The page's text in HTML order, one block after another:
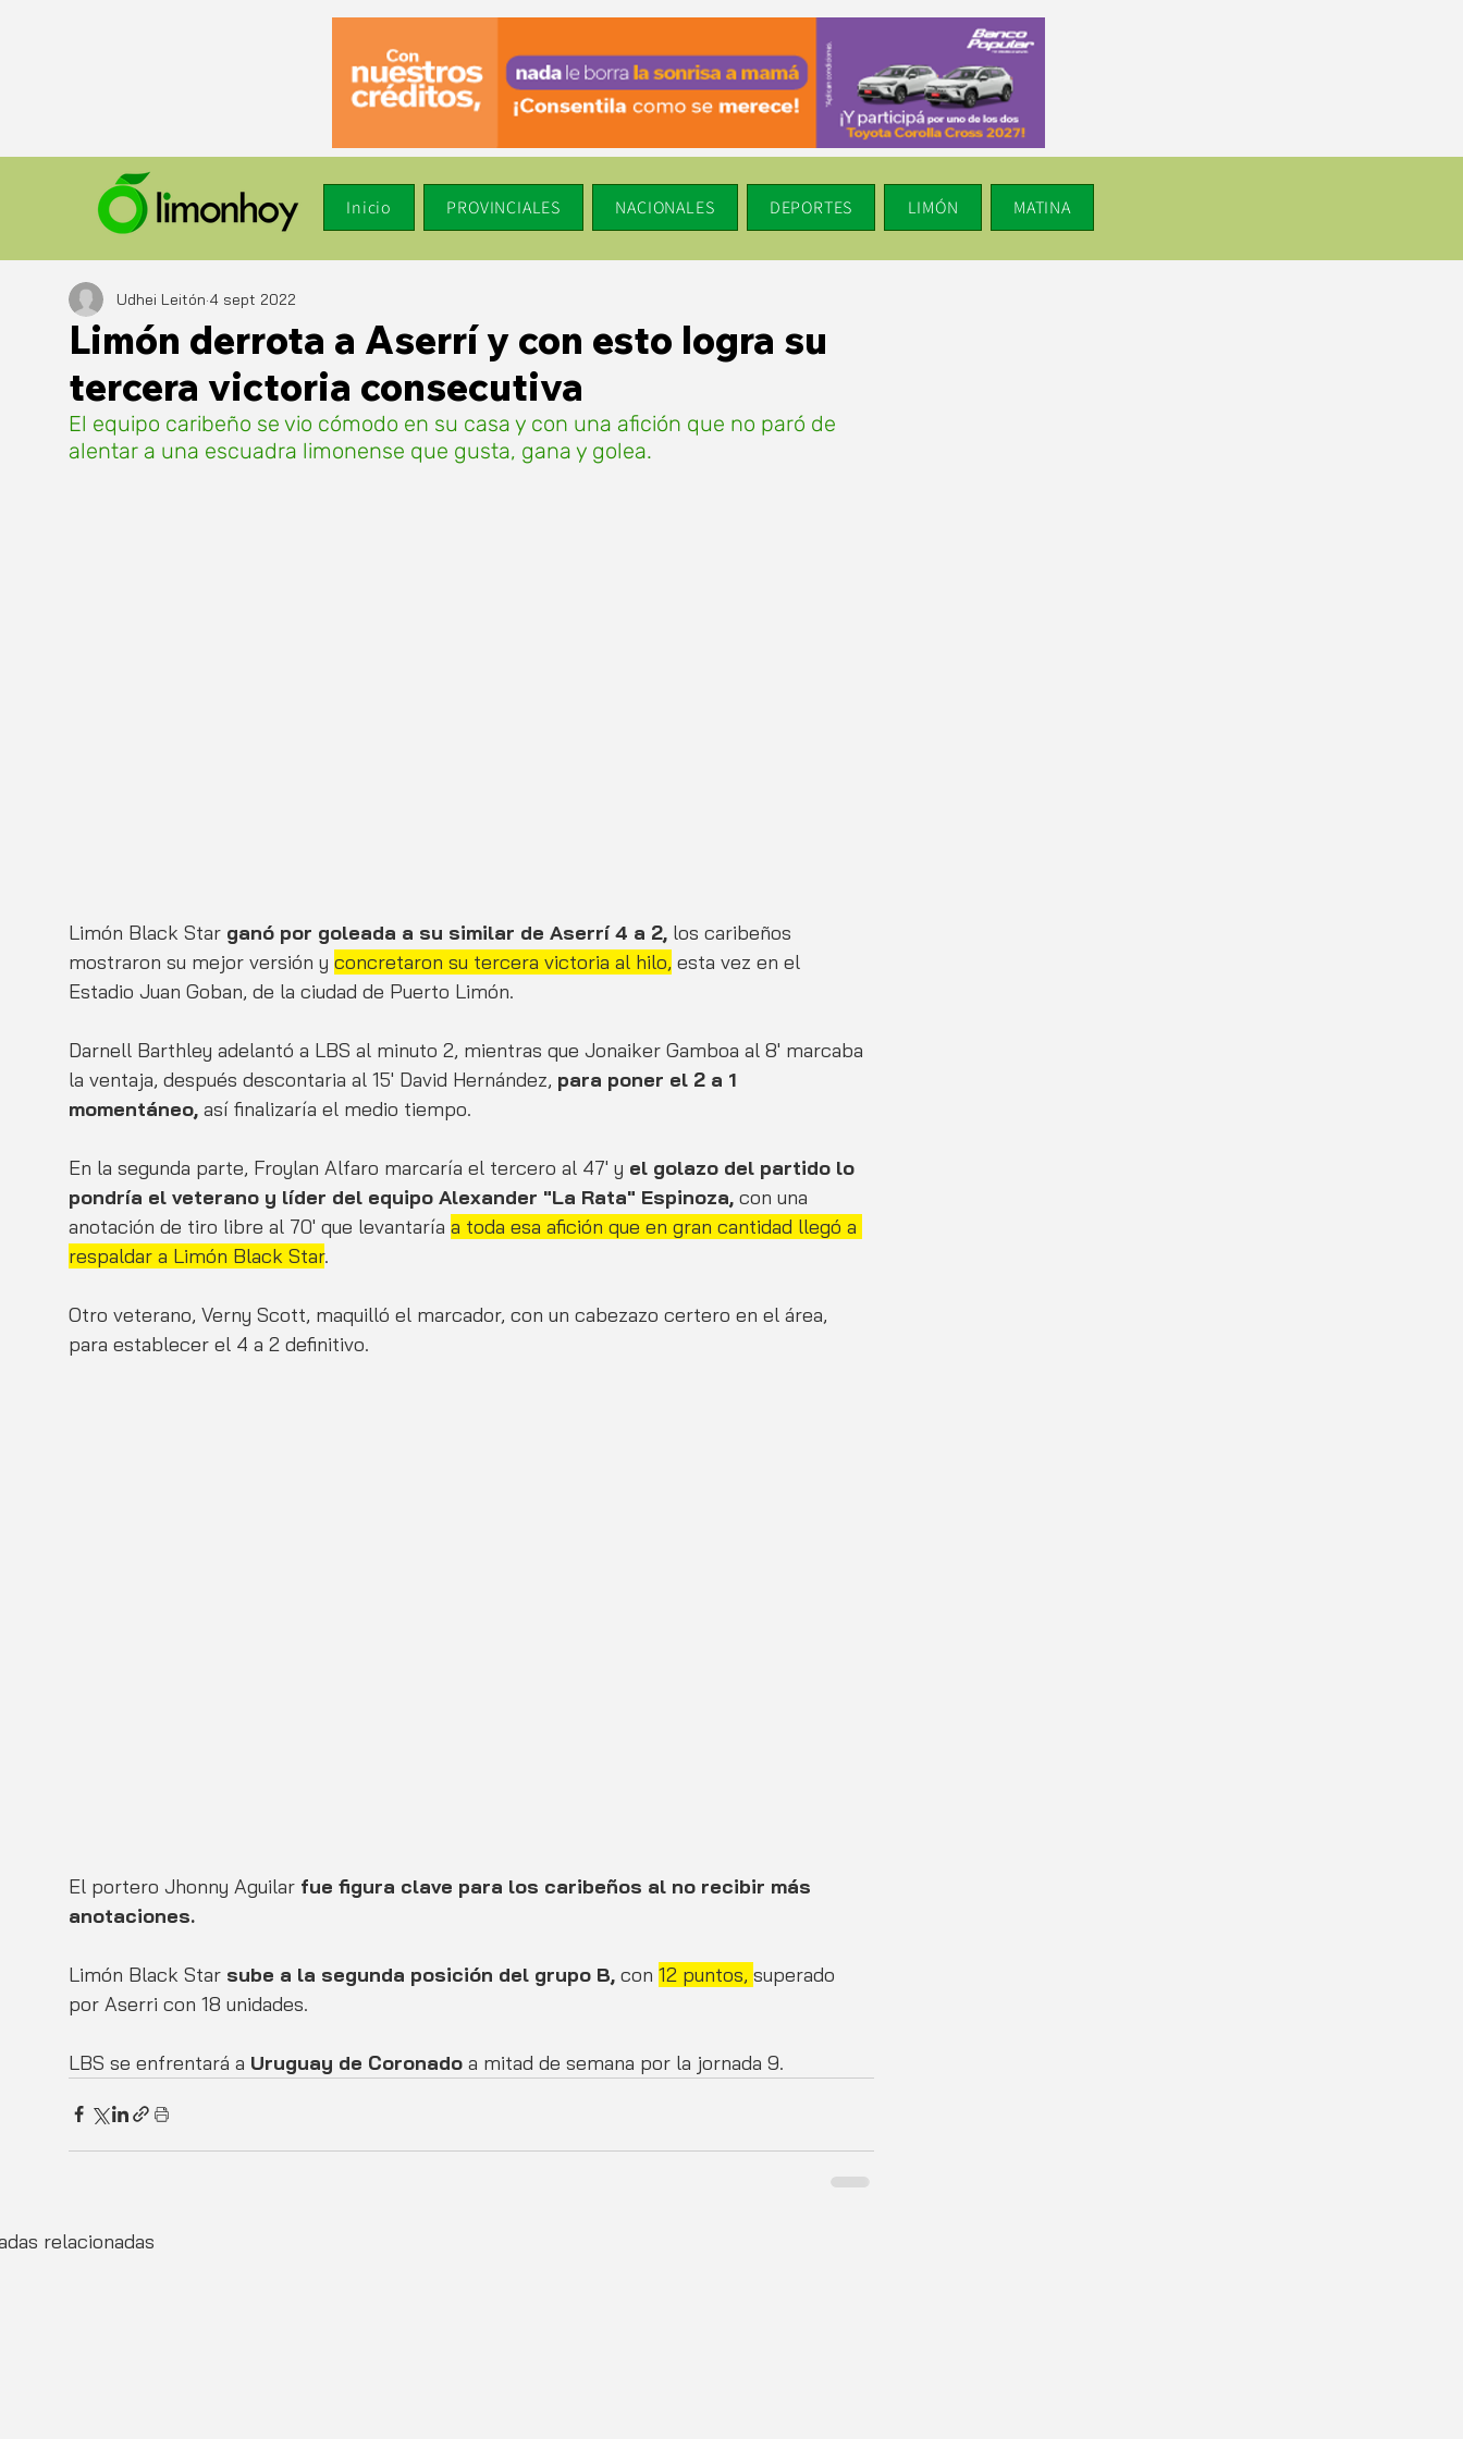
Inicio PROVINCIALES NACIONALES DEPORTES LIMÓN MATINA
Limón derrota a Aserrí y con esto logra su
tercera victoria consecutiva
Udhei Leitón 4 sept 2022
El equipo caribeño se vio cómodo en su casa y con una afición que no paró de
alentar a una escuadra limonense que gusta, gana y golea.
Limón Black Star ganó por goleada a su similar de Aserrí 4 a 2, los caribeños
mostraron su mejor versión y concretaron su tercera victoria al hilo, esta vez en el
Estadio Juan Goban, de la ciudad de Puerto Limón.
Darnell Barthley adelantó a LBS al minuto 2, mientras que Jonaiker Gamboa al 8' marcaba
la ventaja, después descontaria al 15' David Hernández, para poner el 2 a 1
momentáneo, así finalizaría el medio tiempo.
En la segunda parte, Froylan Alfaro marcaría el tercero al 47' y el golazo del partido lo
pondría el veterano y líder del equipo Alexander "La Rata" Espinoza, con una
anotación de tiro libre al 70' que levantaría a toda esa afición que en gran cantidad llegó a
respaldar a Limón Black Star.
Otro veterano, Verny Scott, maquilló el marcador, con un cabezazo certero en el área,
para establecer el 4 a 2 definitivo.
El portero Jhonny Aguilar fue figura clave para los caribeños al no recibir más
anotaciones.
Limón Black Star sube a la segunda posición del grupo B, con 12 puntos, superado
por Aserri con 18 unidades.
LBS se enfrentará a Uruguay de Coronado a mitad de semana por la jornada 9.
relacionadas